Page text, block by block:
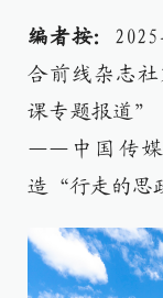
编者按：
合前线杂志
课专题报道”
——中国传
造“行走的思